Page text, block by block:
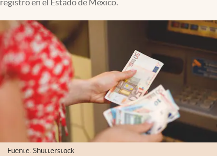
Espiritualidad
Mediakit
abre en nueva pestaña
México
registro en el Estado de México.
Fuente: Shutterstock